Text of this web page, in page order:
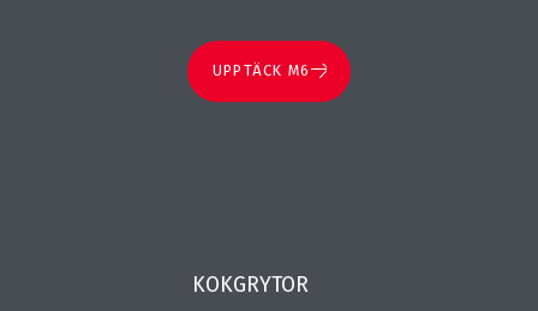
UPPTÄCK M6
KOKGRYTOR